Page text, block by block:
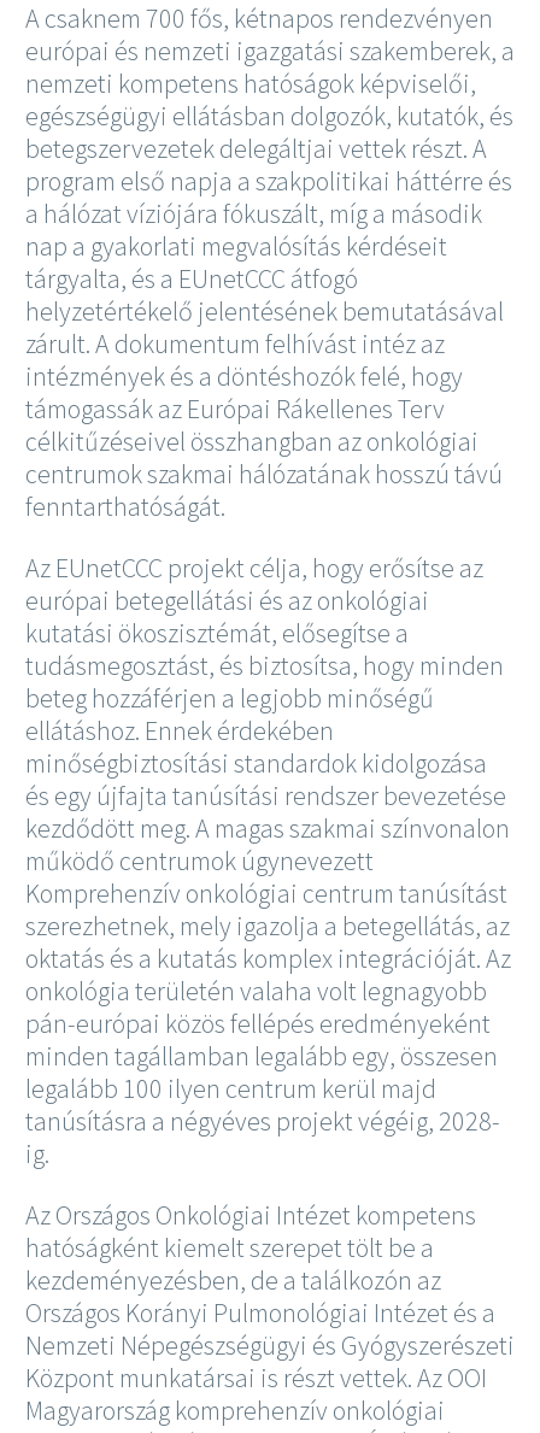
A csaknem 700 fős, kétnapos rendezvényen
európai és nemzeti igazgatási szakemberek, a
nemzeti kompetens hatóságok képviselői,
egészségügyi ellátásban dolgozók, kutatók, és
betegszervezetek delegáltjai vettek részt. A
program első napja a szakpolitikai háttérre és
a hálózat víziójára fókuszált, míg a második
nap a gyakorlati megvalósítás kérdéseit
tárgyalta, és a EUnetCCC átfogó
helyzetértékelő jelentésének bemutatásával
zárult. A dokumentum felhívást intéz az
intézmények és a döntéshozók felé, hogy
támogassák az Európai Rákellenes Terv
célkitűzéseivel összhangban az onkológiai
centrumok szakmai hálózatának hosszú távú
fenntarthatóságát.
Az EUnetCCC projekt célja, hogy erősítse az
európai betegellátási és az onkológiai
kutatási ökoszisztémát, elősegítse a
tudásmegosztást, és biztosítsa, hogy minden
beteg hozzáférjen a legjobb minőségű
ellátáshoz. Ennek érdekében
minőségbiztosítási standardok kidolgozása
és egy újfajta tanúsítási rendszer bevezetése
kezdődött meg. A magas szakmai színvonalon
működő centrumok úgynevezett
Komprehenzív onkológiai centrum tanúsítást
szerezhetnek, mely igazolja a betegellátás, az
oktatás és a kutatás komplex integrációját. Az
onkológia területén valaha volt legnagyobb
pán-európai közös fellépés eredményeként
minden tagállamban legalább egy, összesen
legalább 100 ilyen centrum kerül majd
tanúsításra a négyéves projekt végéig, 2028-
ig.
Az Országos Onkológiai Intézet kompetens
hatóságként kiemelt szerepet tölt be a
kezdeményezésben, de a találkozón az
Országos Korányi Pulmonológiai Intézet és a
Nemzeti Népegészségügyi és Gyógyszerészeti
Központ munkatársai is részt vettek. Az OOI
Magyarország komprehenzív onkológiai